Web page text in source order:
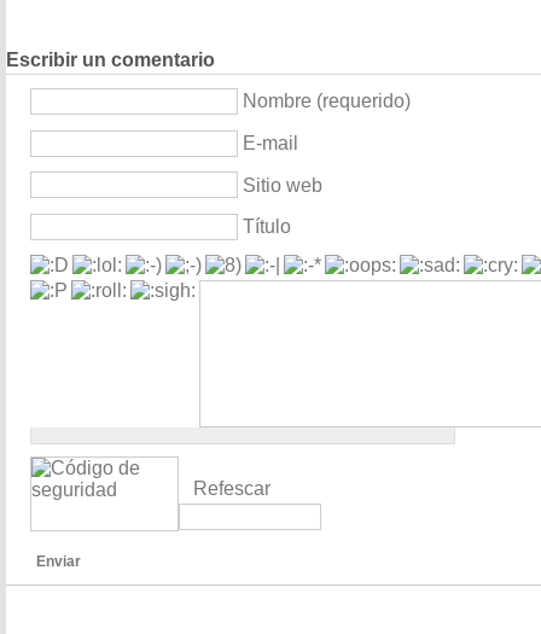
Escribir un comentario
Nombre (requerido)
E-mail
Sitio web
Título
Refescar
Enviar